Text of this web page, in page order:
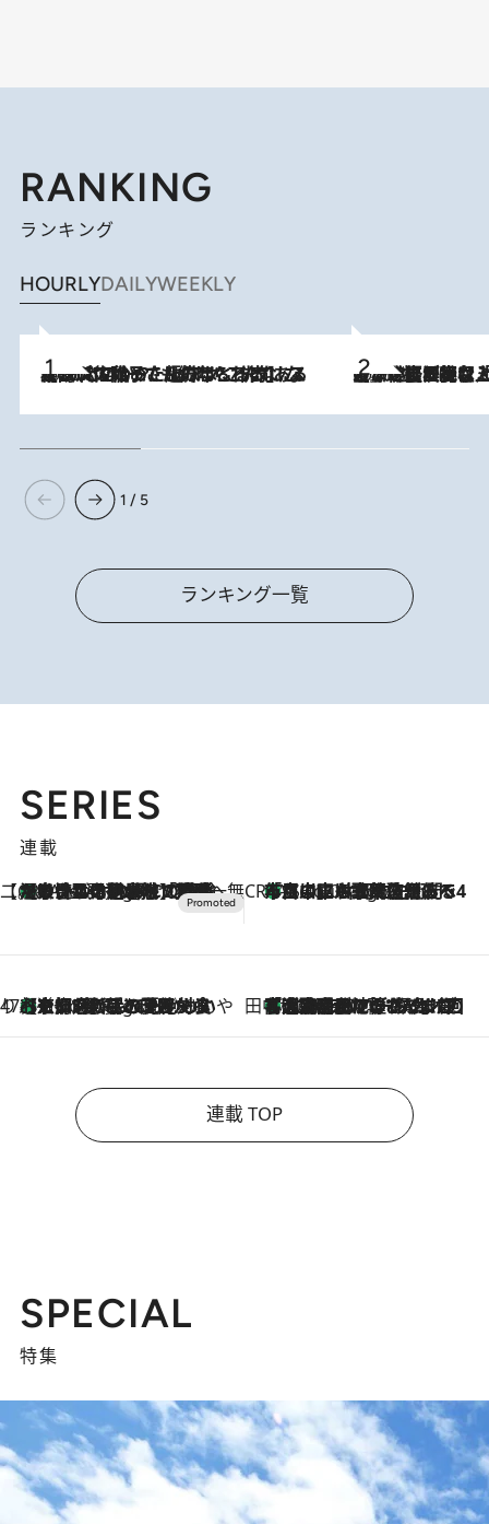
RANKING
ランキング
HOURLYDAILYWEEKLY
2026.8.5
【阿川佐和子さんの年とる力】なぜ70代で始めた趣味は“こんなに楽しい”のか？ ピアノ、俳句…スランプに陥っても続けられる“ある秘訣”とは 2026.8.5
【なぜ吉沢亮は「気配を消せる」のか？】興行収入208億の『国宝』を経て挑むミュージカル『ディア・エヴァン・ハンセン』。トップ俳優が舞台上でさらけ出した“孤独”とは
1 / 5
ランキング一覧
SERIES
連載
【CREA×星野リゾート】唯一無二。癒しと発見が待つ場所へ
6 Hours Ago
【トンボの足水浴】ヒノキの香りに包まれて涼感マックス！約13℃の湧水かけ流しを避暑地「星野温泉 トンボの湯」で体験 CREA'S CHOICE
8 Hours Ago
「立川にも歌舞伎があるんだよ」 片岡仁左衛門・市川中車ら豪華座組みで4年目の立川立飛歌舞伎へ
47都道府県の手みやげ ひんやりスイーツで夏を満喫
8 Hours Ago
【京都府】この夏絶対食べたい 冷やしておいしいおやつ3選 ひと口目から心を掴む新緑のテリーヌ 田中稲の勝手に再ブーム
2026.8.7
「湘南乃風に憧れて」観客大盛上がりの“タオル回し”に、ラッパー顔負けの高速歌唱まで…さだまさし（74）のアグレッシブすぎる現在地
連載 TOP
SPECIAL
特集